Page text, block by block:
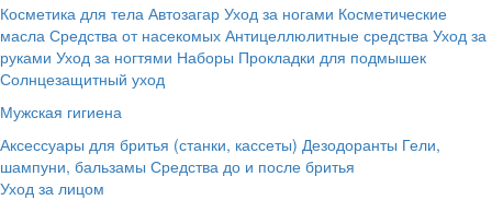
Косметика для тела Автозагар Уход за ногами Косметические
масла Средства от насекомых Антицеллюлитные средства Уход за
руками Уход за ногтями Наборы Прокладки для подмышек
Солнцезащитный уход
Мужская гигиена
Аксессуары для бритья (станки, кассеты) Дезодоранты Гели,
шампуни, бальзамы Средства до и после бритья
Уход за лицом